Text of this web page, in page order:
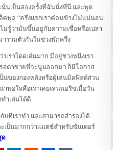
นั่นเป็นสองครั้งที่ฉันนั่งที่นี่ และพูด
คพูล “ครึ่งแรกเราค่อนข้างไม่แน่นอน
ม่รู้ว่ามันขึ้นอยู่กับความเชื่อหรือเปล่า
ารวมตัวกันในช่วงพักครึ่ง
เราโดดเด่นมาก มีอยู่ช่วงหนึ่งเรา
อตาข่ายที่จะนูนออกมา ก็มีโอกาส
นของกองหลังหรือผู้เล่นมิดฟิลด์ส่วน
พอใจคือเราเคยเล่นนอริชเมื่อวัน
ทําเล่นได้ดี
บที่เราทํา และสามารถสํารองได้
เป็นมากกว่าแมตช์สําหรับซันเดอร์
ด